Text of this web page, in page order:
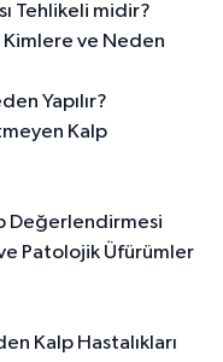
Tehlikeli midir?
ve Neden
Yapılır?
Kalp
Değerlendirmesi
Patolojik Üfürümler
Kalp Hastalıkları